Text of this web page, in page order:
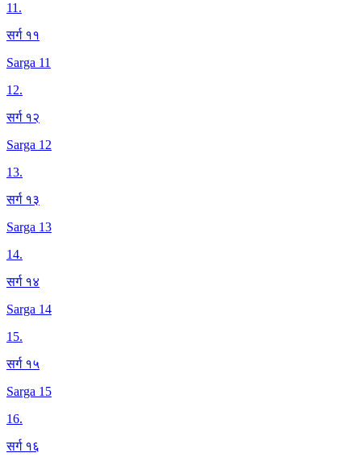
11.
सर्ग ११
Sarga 11
12.
सर्ग १२
Sarga 12
13.
सर्ग १३
Sarga 13
14.
सर्ग १४
Sarga 14
15.
सर्ग १५
Sarga 15
16.
सर्ग १६